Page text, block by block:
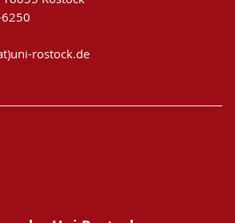
rostock.de